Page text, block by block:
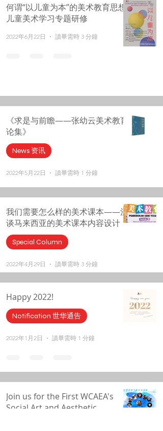
何谓“以儿童为本”的美术教育思想-
儿童美术学习专题研修
2022年6月22日 讀畢需時 3 分鐘
《求是与前瞻——张幼云美术教育
论集》
News 资讯
2022年5月22日 讀畢需時 1 分鐘
我们需要怎么样的美术课本——浅
谈马来西亚的美术课本内容设计
Special Column
2022年4月29日 讀畢需時 3 分鐘
Happy 2022!
Notification 世华通告
2022年1月2日 讀畢需時 1 分鐘
Join us for the First WCAEA's
Social Art and Aesthetic